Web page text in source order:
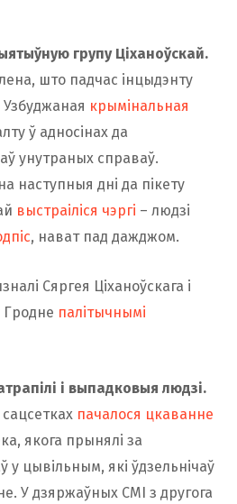
групу Ціханоўскай.
што падчас інцыдэнту
Узбуджаная крымінальная
ў адносінах да
унутраных справаў.
наступныя дні да пікету
выстраіліся чэргі – людзі
, нават пад дажджом.
Сяргея Ціханоўскага і
палітычнымі
і выпадковыя людзі.
пачалося цкаванне
якога прынялі за
у цывільным, які ўдзельнічаў
У дзяржаўных СМІ з другога